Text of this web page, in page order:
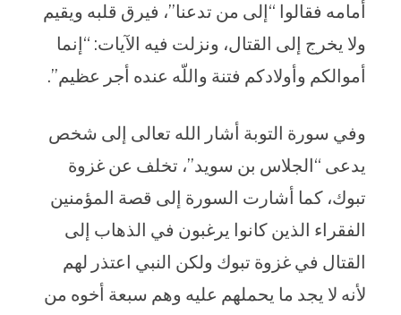
أمامه فقالوا “إلى من تدعنا”، فيرق قلبه ويقيم
ولا يخرج إلى القتال، ونزلت فيه الآيات: “إنما
أموالكم وأولادكم فتنة واللّه عنده أجر عظيم”.
وفي سورة التوبة أشار الله تعالى إلى شخص
يدعى “الجلاس بن سويد”، تخلف عن غزوة
تبوك، كما أشارت السورة إلى قصة المؤمنين
الفقراء الذين كانوا يرغبون في الذهاب إلى
القتال في غزوة تبوك ولكن النبي اعتذر لهم
لأنه لا يجد ما يحملهم عليه وهم سبعة أخوه من